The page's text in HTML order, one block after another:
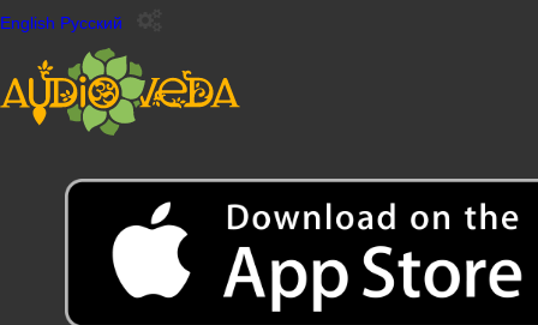
English Русский